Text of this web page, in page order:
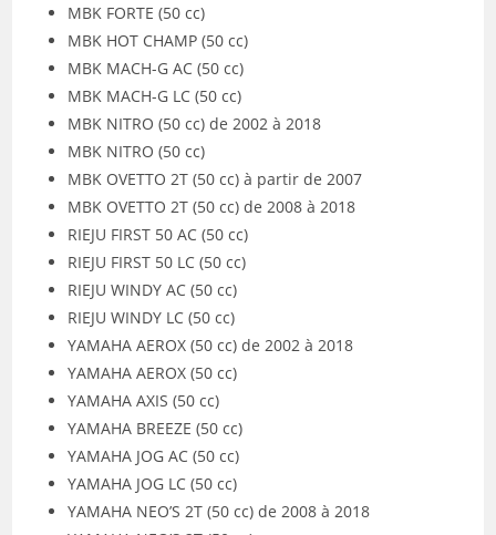
MBK FORTE (50 cc)
MBK HOT CHAMP (50 cc)
MBK MACH-G AC (50 cc)
MBK MACH-G LC (50 cc)
MBK NITRO (50 cc) de 2002 à 2018
MBK NITRO (50 cc)
MBK OVETTO 2T (50 cc) à partir de 2007
MBK OVETTO 2T (50 cc) de 2008 à 2018
RIEJU FIRST 50 AC (50 cc)
RIEJU FIRST 50 LC (50 cc)
RIEJU WINDY AC (50 cc)
RIEJU WINDY LC (50 cc)
YAMAHA AEROX (50 cc) de 2002 à 2018
YAMAHA AEROX (50 cc)
YAMAHA AXIS (50 cc)
YAMAHA BREEZE (50 cc)
YAMAHA JOG AC (50 cc)
YAMAHA JOG LC (50 cc)
YAMAHA NEO’S 2T (50 cc) de 2008 à 2018